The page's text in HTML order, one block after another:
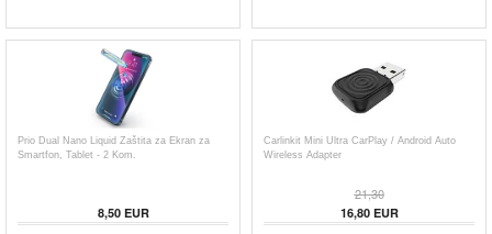
Prio Dual Nano Liquid Zaštita za Ekran za
Smartfon, Tablet - 2 Kom.
8,50EUR
Carlinkit Mini Ultra CarPlay / Android Auto
Wireless Adapter
21,30
16,80EUR